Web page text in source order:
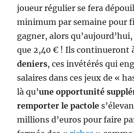
joueur régulier se fera
minimum par semaine pour
gagner, alors
que 2,40 € ! Ils continueront
deniers, ces invétérés qui
salaires dans ces jeux de «
là qu’une opportunité
remporter le pactole
millions d’euros pour faire